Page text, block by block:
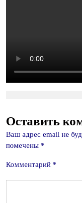
Оставить
Ваш адрес email не
помечены *
Комментарий *